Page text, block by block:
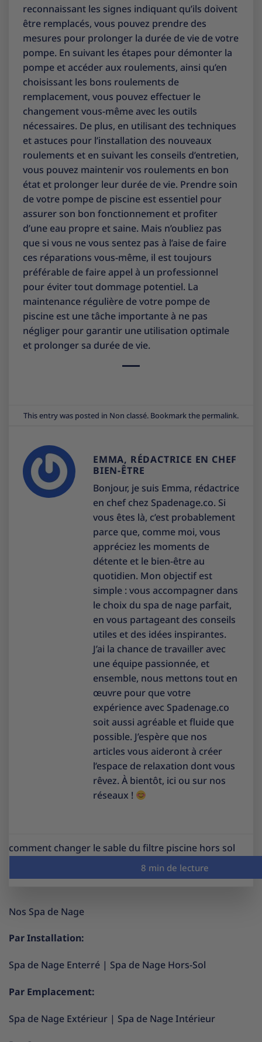
reconnaissant les signes indiquant qu’ils doivent
être remplacés, vous pouvez prendre des
mesures pour prolonger la durée de vie de votre
pompe. En suivant les étapes pour démonter la
pompe et accéder aux roulements, ainsi qu’en
choisissant les bons roulements de
remplacement, vous pouvez effectuer le
changement vous-même avec les outils
nécessaires. De plus, en utilisant des techniques
et astuces pour l’installation des nouveaux
roulements et en suivant les conseils d’entretien,
vous pouvez maintenir vos roulements en bon
état et prolonger leur durée de vie. Prendre soin
de votre pompe de piscine est essentiel pour
assurer son bon fonctionnement et profiter
d’une eau propre et saine. Mais n’oubliez pas
que si vous ne vous sentez pas à l’aise de faire
ces réparations vous-même, il est toujours
préférable de faire appel à un professionnel
pour éviter tout dommage potentiel. La
maintenance régulière de votre pompe de
piscine est une tâche importante à ne pas
négliger pour garantir une utilisation optimale
et prolonger sa durée de vie.
This entry was posted in Non classé. Bookmark the permalink.
EMMA, RÉDACTRICE EN CHEF
BIEN-ÊTRE
Bonjour, je suis Emma, rédactrice
en chef chez Spadenage.co. Si
vous êtes là, c’est probablement
parce que, comme moi, vous
appréciez les moments de
détente et le bien-être au
quotidien. Mon objectif est
simple : vous accompagner dans
le choix du spa de nage parfait,
en vous partageant des conseils
utiles et des idées inspirantes.
J’ai la chance de travailler avec
une équipe passionnée, et
ensemble, nous mettons tout en
œuvre pour que votre
expérience avec Spadenage.co
soit aussi agréable et fluide que
possible. J’espère que nos
articles vous aideront à créer
l’espace de relaxation dont vous
rêvez. À bientôt, ici ou sur nos
réseaux !
comment changer le sable du filtre piscine hors sol
Nos Spa de Nage
Par Installation:
Spa de Nage Enterré | Spa de Nage Hors-Sol
Par Emplacement:
Spa de Nage Extérieur | Spa de Nage Intérieur